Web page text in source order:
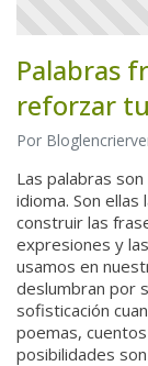
Palabras
reforzar
Por
Las palabras
idioma. Son ellas
construir las
expresiones y
usamos en
deslumbran por
sofisticación
poemas,
posibilidades